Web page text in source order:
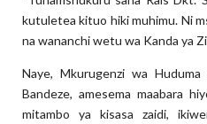
kutuletea kituo hiki muhimu. Ni
na wananchi wetu wa Kanda ya
Naye, Mkurugenzi wa
Bandeze, amesema maabara
mitambo ya kisasa zaidi,